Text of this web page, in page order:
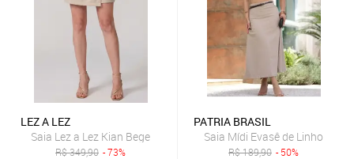
LEZ A LEZ
Saia Lez a Lez Kian Bege
R$349,90 - 73%
PATRIA BRASIL
Saia Mídi Evasê de Linho
R$189,90 - 50%